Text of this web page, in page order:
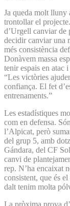
Ja queda molt lluny
trontollar el
d’Urgell canviar de
decidir canviar una
més consistència
Donàvem massa
tenir espais en atac
“Les victòries
confiança. El fet
entrenaments.”
Les estadístiques
com en defensa.
l’Alpicat, però
del grup 5, amb
Gándara, del CF
canvi de
rep. N’ha encaixat
consistent, que és
dalt tenim molta
La pròxima prova